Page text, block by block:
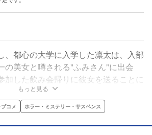
、都心の大学に入学した凛太は、入部
の美女と噂される"ふみさん"に出会
加した飲み会帰りに彼女を送ることに
事家まで送り届け、ひとり帰ろうとし
ふみさんに強引にベッドに誘われて
い人でいられるのは、いつまでか
性崩壊まで試される。背徳の大学生
もっと見る
コメ ホラー・ミステリー・サスペンス